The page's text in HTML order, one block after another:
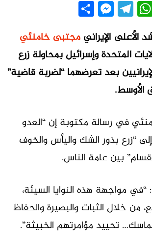
WhatsApp
Telegram
Messenger
الأعلى الإيراني مجتبى خامنئي
المتحدة وإسرائيل بمحاولة زرع
بعد تعرضهما “لضربة قاضية”
الأوسط.
في رسالة مكتوبة إن “العدو
“زرع بذور الشك واليأس والخوف
بين عامة الناس.
مواجهة هذه النوايا السيئة،
من خلال الثبات والبصيرة والحفاظ
تحييد مؤامرتهم الخبيثة”.